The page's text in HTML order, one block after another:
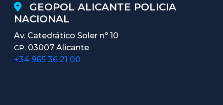
GEOPOL ALICANTE POLICIA
NACIONAL
Av. Catedrático Soler nº 10
CP. 03007 Alicante
+34 965 36 21 00